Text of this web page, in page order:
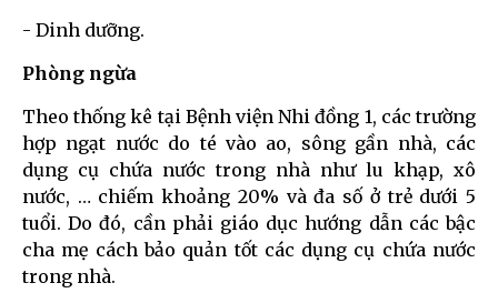
- Dinh dưỡng.
Phòng ngừa
Theo thống kê tại Bệnh viện Nhi đồng 1, các trường
hợp ngạt nước do té vào ao, sông gần nhà, các
dụng cụ chứa nước trong nhà như lu khạp, xô
nước, … chiếm khoảng 20% và đa số ở trẻ dưới 5
tuổi. Do đó, cần phải giáo dục hướng dẫn các bậc
cha mẹ cách bảo quản tốt các dụng cụ chứa nước
trong nhà.